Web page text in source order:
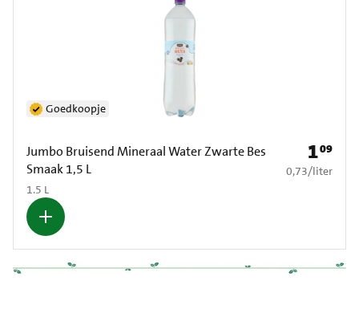
Jumbo Bruisend Mineraal Water Zwarte Bes
Smaak 1,5 L
1.5 L
Goedkoopje
Prijs: €
109
€ 0,73 per liter
0,73/liter